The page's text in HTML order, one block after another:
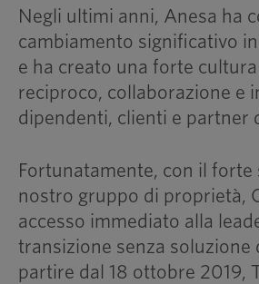
Negli ultimi anni, Anesa ha
cambiamento significativo
e ha creato una forte
reciproco, collaborazione e
dipendenti, clienti e partner
Fortunatamente, con il forte
nostro gruppo di proprietà,
accesso immediato alla
transizione senza soluzione
partire dal 18 ottobre 2019,